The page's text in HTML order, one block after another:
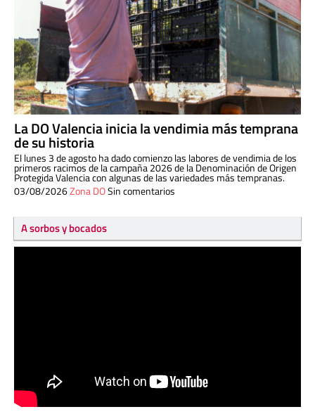
La DO Valencia inicia la vendimia más temprana
de su historia
El lunes 3 de agosto ha dado comienzo las labores de vendimia de los
primeros racimos de la campaña 2026 de la Denominación de Origen
Protegida Valencia con algunas de las variedades más tempranas.
03/08/2026Zona DOSin comentarios
A sorbos y bocados